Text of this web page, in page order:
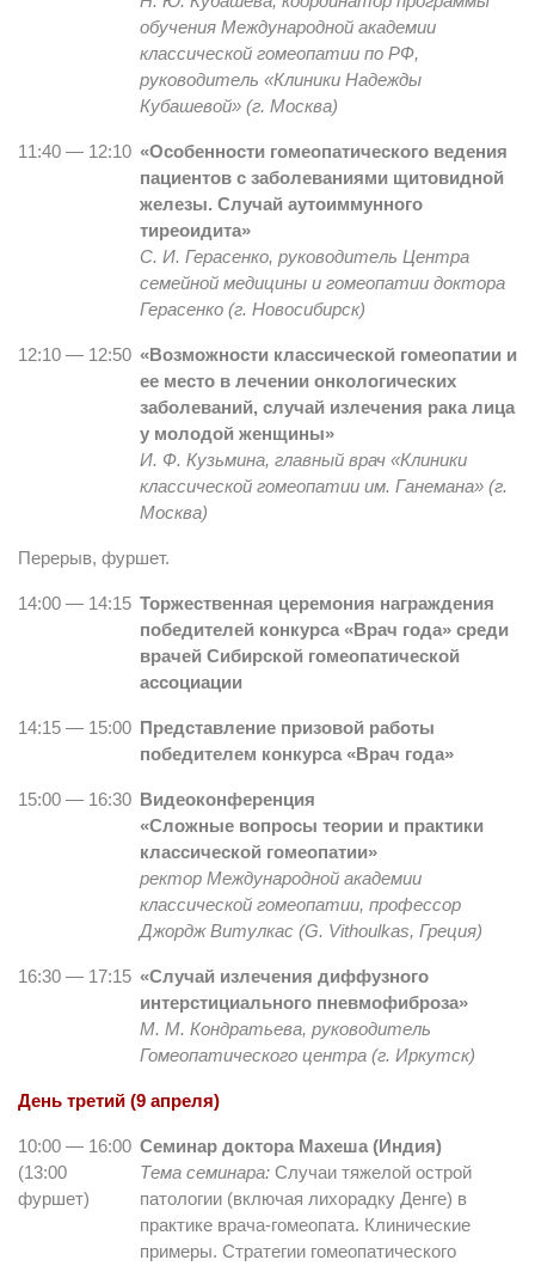
обучения Международной академии
классической гомеопатии по РФ,
руководитель «Клиники Надежды
Кубашевой» (г. Москва)
11:40 — 12:10 «Особенности гомеопатического ведения
пациентов с заболеваниями щитовидной
железы. Случай аутоиммунного
тиреоидита»
С. И. Герасенко, руководитель Центра
семейной медицины и гомеопатии доктора
Герасенко (г. Новосибирск)
12:10 — 12:50 «Возможности классической гомеопатии и
ее место в лечении онкологических
заболеваний, случай излечения рака лица
у молодой женщины»
И. Ф. Кузьмина, главный врач «Клиники
классической гомеопатии им. Ганемана» (г.
Москва)
Перерыв, фуршет.
14:00 — 14:15 Торжественная церемония награждения
победителей конкурса «Врач года» среди
врачей Сибирской гомеопатической
ассоциации
14:15 — 15:00 Представление призовой работы
победителем конкурса «Врач года»
15:00 — 16:30 Видеоконференция
«Сложные вопросы теории и практики
классической гомеопатии»
ректор Международной академии
классической гомеопатии, профессор
Джордж Витулкас (G. Vithoulkas, Греция)
16:30 — 17:15 «Случай излечения диффузного
интерстициального пневмофиброза»
М. М. Кондратьева, руководитель
Гомеопатического центра (г. Иркутск)
День третий (9 апреля)
10:00 — 16:00
(13:00
фуршет)
Семинар доктора Махеша (Индия)
Тема семинара: Случаи тяжелой острой
патологии (включая лихорадку Денге) в
практике врача-гомеопата. Клинические
примеры. Стратегии гомеопатического